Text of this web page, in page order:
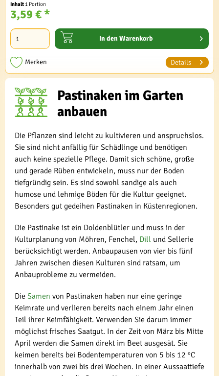
Inhalt 1 Portion
3,59 € *
In den Warenkorb
Merken Details
Pastinaken im Garten
anbauen
Die Pflanzen sind leicht zu kultivieren und anspruchslos.
Sie sind nicht anfällig für Schädlinge und benötigen
auch keine spezielle Pflege. Damit sich schöne, große
und gerade Rüben entwickeln, muss nur der Boden
tiefgründig sein. Es sind sowohl sandige als auch
humose und lehmige Böden für die Kultur geeignet.
Besonders gut gedeihen Pastinaken in Küstenregionen.
Die Pastinake ist ein Doldenblütler und muss in der
Kulturplanung von Möhren, Fenchel, Dill und Sellerie
berücksichtigt werden. Anbaupausen von vier bis fünf
Jahren zwischen diesen Kulturen sind ratsam, um
Anbauprobleme zu vermeiden.
Die Samen von Pastinaken haben nur eine geringe
Keimrate und verlieren bereits nach einem Jahr einen
Teil ihrer Keimfähigkeit. Verwenden Sie darum immer
möglichst frisches Saatgut. In der Zeit von März bis Mitte
April werden die Samen direkt im Beet ausgesät. Sie
keimen bereits bei Bodentemperaturen von 5 bis 12 °C
innerhalb von zwei bis drei Wochen. In einer Aussaattiefe